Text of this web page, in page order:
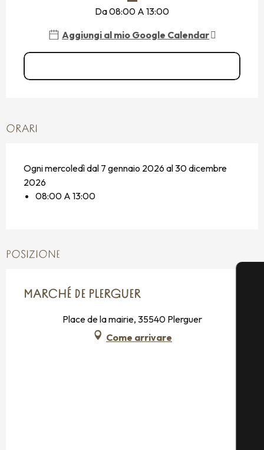
Da 08:00 A 13:00
Aggiungi al mio Google Calendar
ORARI
Ogni mercoledì dal 7 gennaio 2026 al 30 dicembre
2026
08:00 A 13:00
POSIZIONE
MARCHÉ DE PLERGUER
Place de la mairie, 35540 Plerguer
Come arrivare